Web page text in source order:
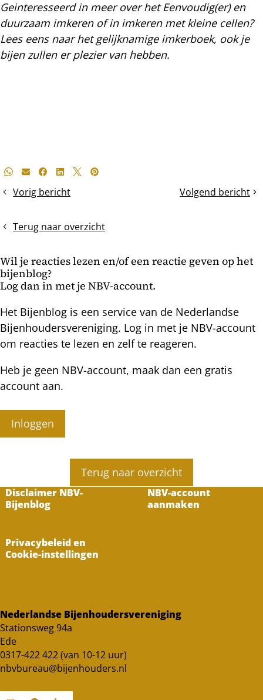
Geinteresseerd in meer over het Eenvoudig(er) en
duurzaam imkeren of in imkeren met kleine cellen?
Lees eens naar het gelijknamige imkerboek, ook je
bijen zullen er plezier van hebben.
Deel
bericht
Whatsapp
E-mailFacebook
LinkedIn
X Pinterest
Vorig bericht
Eerste
2024
stuifmeel
Volgend bericht
De
dit
Terug naar overzicht
Wil je reacties lezen en/of een reactie geven op het
bijenblog?
Log dan in met je NBV-account.
Het Bijenblog is een service van de Nederlandse
Bijenhoudersvereniging. Log in met je NBV-account
om reacties te lezen en zelf te reageren.
Heb je geen NBV-account, maak dan een gratis
account aan.
Inloggen
Terug naar overzicht
Disclaimer NBV-
Bijenblog
NBV-account
aanmaken
Privacybeleid en
Cookie-instellingen
Nederlandse Bijenhoudersvereniging
Stationsweg 94a
Ede
0317-422 422 (van 10-12 uur)
nbvbureau@bijenhouders.nl